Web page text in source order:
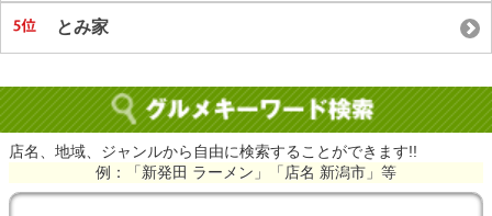
とみ家
店名、地域、ジャンルから自由に検索することができます!!
例：「新発田 ラーメン」「店名 新潟市」等